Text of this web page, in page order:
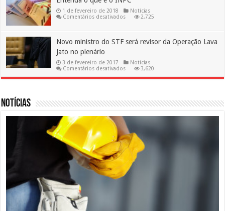
1 de fevereiro de 2018
Notícias
Comentários desativadosem
é
o
2,725
Novo ministro do STF será revisor da Operação Lava
Jato no plenário
3 de fevereiro de 2017
Notícias
Comentários desativadosem
ministro
revisor
Operação
Lava
Jato
no
plenário
3,620
Notícias